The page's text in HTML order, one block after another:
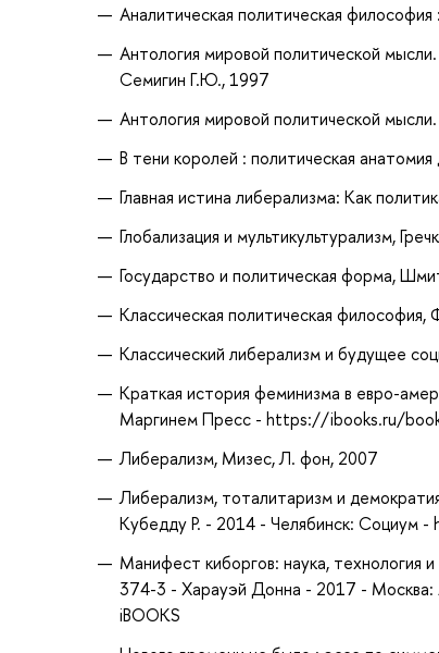
Аналитическая политическая
Антология мировой политической
Семигин Г.Ю., 1997
Антология мировой политической
В тени королей : политическая
Главная истина либерализма: Как
Глобализация и мультикультурализм,
Государство и политическая форма,
Классическая политическая
Классический либерализм и будущее
Краткая история феминизма в евро-
Маргинем Пресс - https://ibooks.ru/
Либерализм, Мизес, Л. фон, 2007
Либерализм, тоталитаризм и
Кубедду Р. - 2014 - Челябинск:
Манифест киборгов: наука,
374-3 - Харауэй Донна - 2017 -
iBOOKS